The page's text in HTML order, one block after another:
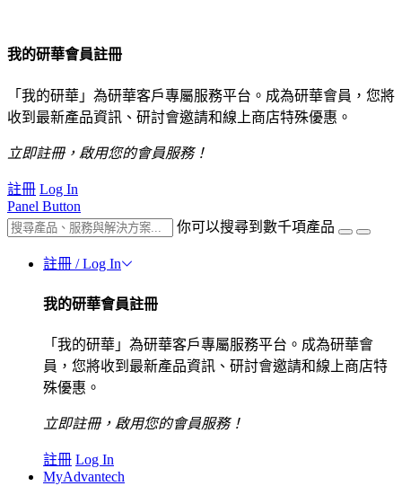
我的研華會員註冊
「我的研華」為研華客戶專屬服務平台。成為研華會員，您將
收到最新產品資訊、研討會邀請和線上商店特殊優惠。
立即註冊，啟用您的會員服務！
註冊 Log In
Panel Button
你可以搜尋到數千項產品
註冊 / Log In
我的研華會員註冊
「我的研華」為研華客戶專屬服務平台。成為研華會
員，您將收到最新產品資訊、研討會邀請和線上商店特
殊優惠。
立即註冊，啟用您的會員服務！
註冊 Log In
MyAdvantech